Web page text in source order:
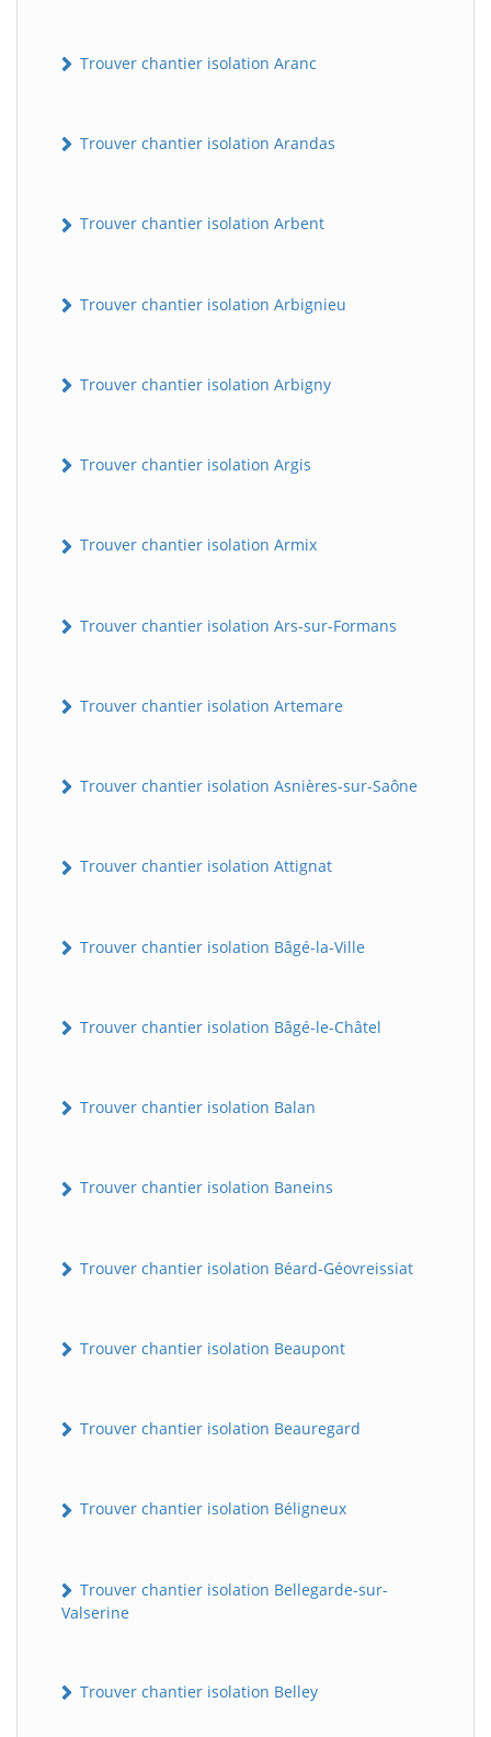
Trouver chantier isolation Aranc
Trouver chantier isolation Arandas
Trouver chantier isolation Arbent
Trouver chantier isolation Arbignieu
Trouver chantier isolation Arbigny
Trouver chantier isolation Argis
Trouver chantier isolation Armix
Trouver chantier isolation Ars-sur-Formans
Trouver chantier isolation Artemare
Trouver chantier isolation Asnières-sur-Saône
Trouver chantier isolation Attignat
Trouver chantier isolation Bâgé-la-Ville
Trouver chantier isolation Bâgé-le-Châtel
Trouver chantier isolation Balan
Trouver chantier isolation Baneins
Trouver chantier isolation Béard-Géovreissiat
Trouver chantier isolation Beaupont
Trouver chantier isolation Beauregard
Trouver chantier isolation Béligneux
Trouver chantier isolation Bellegarde-sur-
Valserine
Trouver chantier isolation Belley